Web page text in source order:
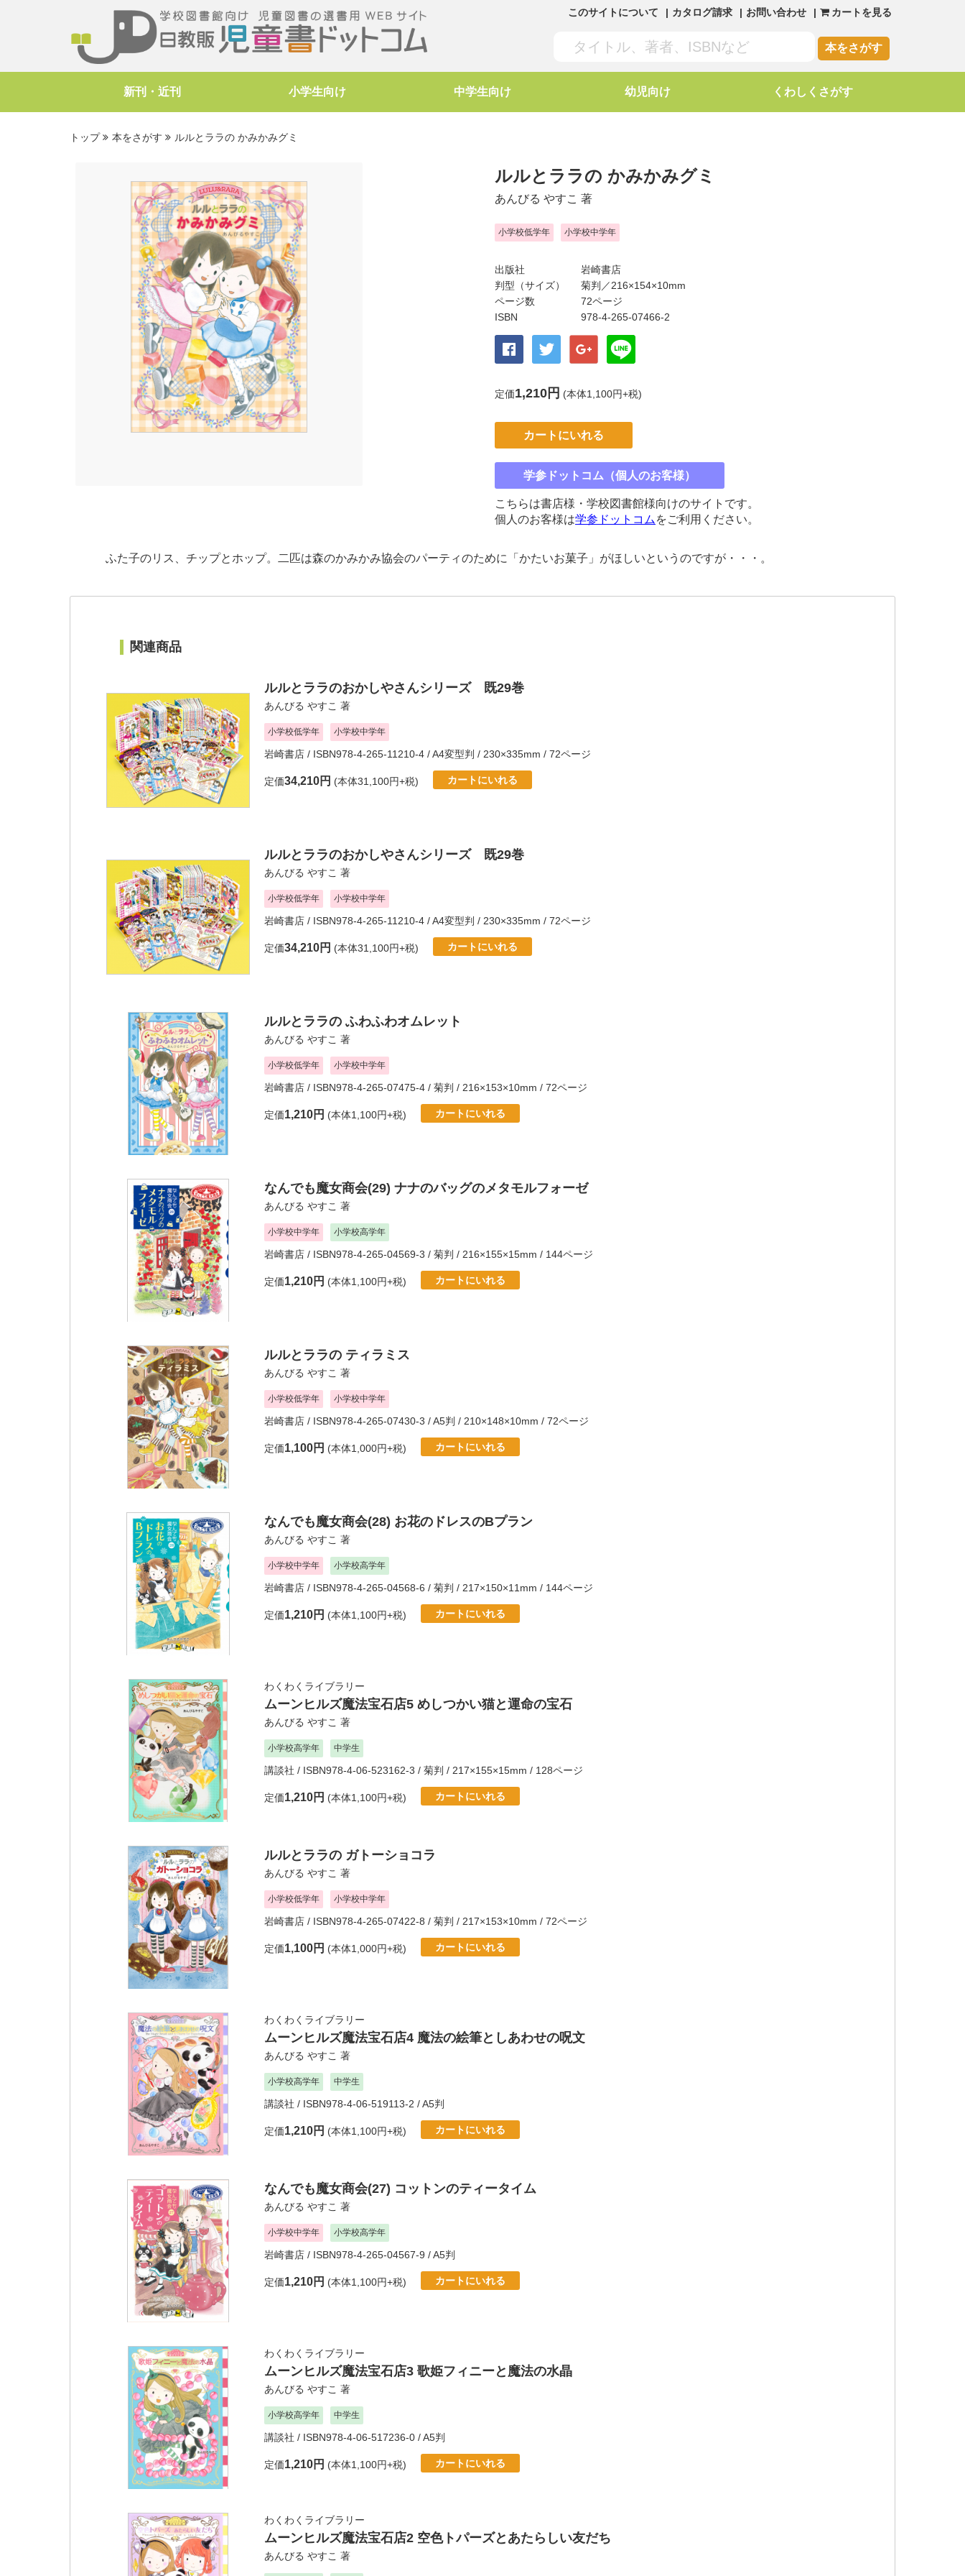
このサイトについて カタログ請求 お問い合わせ カートを見る
本をさがす
新刊・近刊 小学生向け 中学生向け 幼児向け くわしくさがす
トップ 本をさがす ルルとララの かみかみグミ
ルルとララの かみかみグミ
あんびる やすこ 著
小学校低学年 小学校中学年
出版社
岩崎書店
判型（サイズ）
菊判／216×154×10mm
ページ数
72ページ
ISBN
978-4-265-07466-2
定価1,210円 (本体1,100円+税)
カートにいれる
学参ドットコム（個人のお客様）
こちらは書店様・学校図書館様向けのサイトです。
個人のお客様は学参ドットコム をご利用ください。
ふた子のリス、チップとホップ。二匹は森のかみかみ協会のパーティのために「かたいお菓子」がほしいというのですが・・・。
関連商品
ルルとララのおかしやさんシリーズ 既29巻
あんびる やすこ 著
小学校低学年 小学校中学年
岩崎書店 / ISBN978-4-265-11210-4 / A4変型判 / 230×335mm / 72ページ
定価34,210円 (本体31,100円+税) カートにいれる
ルルとララのおかしやさんシリーズ 既29巻
あんびる やすこ 著
小学校低学年 小学校中学年
岩崎書店 / ISBN978-4-265-11210-4 / A4変型判 / 230×335mm / 72ページ
定価34,210円 (本体31,100円+税) カートにいれる
ルルとララの ふわふわオムレット
あんびる やすこ 著
小学校低学年 小学校中学年
岩崎書店 / ISBN978-4-265-07475-4 / 菊判 / 216×153×10mm / 72ページ
定価1,210円 (本体1,100円+税) カートにいれる
なんでも魔女商会(29) ナナのバッグのメタモルフォーゼ
あんびる やすこ 著
小学校中学年 小学校高学年
岩崎書店 / ISBN978-4-265-04569-3 / 菊判 / 216×155×15mm / 144ページ
定価1,210円 (本体1,100円+税) カートにいれる
ルルとララの ティラミス
あんびる やすこ 著
小学校低学年 小学校中学年
岩崎書店 / ISBN978-4-265-07430-3 / A5判 / 210×148×10mm / 72ページ
定価1,100円 (本体1,000円+税) カートにいれる
なんでも魔女商会(28) お花のドレスのBプラン
あんびる やすこ 著
小学校中学年 小学校高学年
岩崎書店 / ISBN978-4-265-04568-6 / 菊判 / 217×150×11mm / 144ページ
定価1,210円 (本体1,100円+税) カートにいれる
わくわくライブラリー
ムーンヒルズ魔法宝石店5 めしつかい猫と運命の宝石
あんびる やすこ 著
小学校高学年 中学生
講談社 / ISBN978-4-06-523162-3 / 菊判 / 217×155×15mm / 128ページ
定価1,210円 (本体1,100円+税) カートにいれる
ルルとララの ガトーショコラ
あんびる やすこ 著
小学校低学年 小学校中学年
岩崎書店 / ISBN978-4-265-07422-8 / 菊判 / 217×153×10mm / 72ページ
定価1,100円 (本体1,000円+税) カートにいれる
わくわくライブラリー
ムーンヒルズ魔法宝石店4 魔法の絵筆としあわせの呪文
あんびる やすこ 著
小学校高学年 中学生
講談社 / ISBN978-4-06-519113-2 / A5判
定価1,210円 (本体1,100円+税) カートにいれる
なんでも魔女商会(27) コットンのティータイム
あんびる やすこ 著
小学校中学年 小学校高学年
岩崎書店 / ISBN978-4-265-04567-9 / A5判
定価1,210円 (本体1,100円+税) カートにいれる
わくわくライブラリー
ムーンヒルズ魔法宝石店3 歌姫フィニーと魔法の水晶
あんびる やすこ 著
小学校高学年 中学生
講談社 / ISBN978-4-06-517236-0 / A5判
定価1,210円 (本体1,100円+税) カートにいれる
わくわくライブラリー
ムーンヒルズ魔法宝石店2 空色トパーズとあたらしい友だち
あんびる やすこ 著